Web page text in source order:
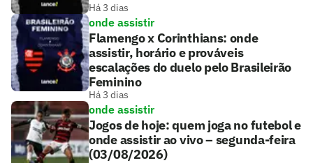
Há 3 dias
onde assistir
Flamengo x Corinthians: onde
assistir, horário e prováveis
escalações do duelo pelo Brasileirão
Feminino
Há 3 dias
onde assistir
Jogos de hoje: quem joga no futebol e
onde assistir ao vivo – segunda-feira
(03/08/2026)